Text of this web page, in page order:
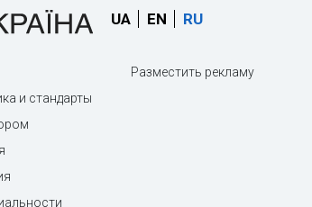
UA EN RU
и стандарты
Разместить рекламу